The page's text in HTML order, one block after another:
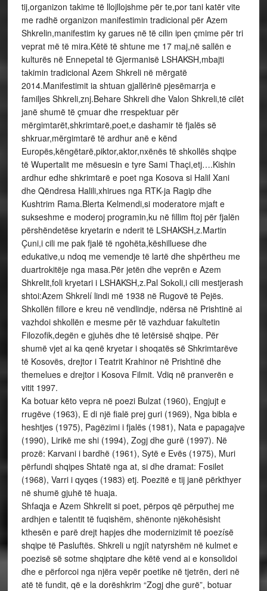
tij,organizon takime të llojllojshme për te,por tani katër vite
me radhë organizon manifestimin tradicional për Azem
Shkrelin,manifestim ky garues në të cilin ipen çmime për tri
veprat më të mira.Këtë të shtune me 17 maj,në sallën e
kulturës në Ennepetal të Gjermanisë LSHAKSH,mbajti
takimin tradicional Azem Shkreli në mërgatë
2014.Manifestimit ia shtuan gjallërinë pjesëmarrja e
familjes Shkreli,znj.Behare Shkreli dhe Valon Shkreli,të cilët
janë shumë të çmuar dhe rrespektuar për
mërgimtarët,shkrimtarë,poet,e dashamir të fjalës së
shkruar,mërgimtarë të ardhur anë e kënd
Europës,këngëtarë,piktor,aktor,nxënës të shkollës shqipe
të Wupertalit me mësuesin e tyre Sami Thaçi,etj….Kishin
ardhur edhe shkrimtarë e poet nga Kosova si Halil Xani
dhe Qëndresa Halili,xhirues nga RTK-ja Ragip dhe
Kushtrim Rama.Blerta Kelmendi,si moderatore mjaft e
sukseshme e moderoj programin,ku në fillim ftoj për fjalën
përshëndetëse kryetarin e nderit të LSHAKSH,z.Martin
Çuni,i cili me pak fjalë të ngohëta,këshilluese dhe
edukative,u ndoq me vemendje të lartë dhe shpërtheu me
duartrokitëje nga masa.Për jetën dhe veprën e Azem
Shkrelit,foli kryetari i LSHAKSH,z.Pal Sokoli,i cili mestjerash
shtoi:Azem Shkrelí lindi më 1938 në Rugovë të Pejës.
Shkollën fillore e kreu në vendlindje, ndërsa në Prishtinë ai
vazhdoi shkollën e mesme për të vazhduar fakultetin
Filozofik,degën e gjuhës dhe të letërsisë shqipe. Për
shumë vjet ai ka qenë kryetar i shoqatës së Shkrimtarëve
të Kosovës, drejtor i Teatrit Krahinor në Prishtinë dhe
themelues e drejtor i Kosova Filmit. Vdiq në pranverën e
vitit 1997.
Ka botuar këto vepra në poezi Bulzat (1960), Engjujt e
rrugëve (1963), E di një fialë prej guri (1969), Nga bibla e
heshtjes (1975), Pagëzimi i fjalës (1981), Nata e papagajve
(1990), Lirikë me shi (1994), Zogj dhe gurë (1997). Në
prozë: Karvani i bardhë (1961), Sytë e Evës (1975), Muri
përfundi shqipes Shtatë nga at, si dhe dramat: Fosilet
(1968), Varri i qyqes (1983) etj. Poezitë e tij janë përkthyer
në shumë gjuhë të huaja.
Shfaqja e Azem Shkrelit si poet, përpos që përputhej me
ardhjen e talentit të fuqishëm, shënonte njëkohësisht
kthesën e parë drejt hapjes dhe modernizimit të poezísë
shqipe të Pasluftës. Shkreli u ngjít natyrshëm në kulmet e
poezisë së sotme shqiptare dhe këtë vend ai e konsolidoi
dhe e përforcoi nga njëra vepër poetike në tjetrën, deri në
atë të fundit, që e la dorëshkrim “Zogj dhe gurë”, botuar